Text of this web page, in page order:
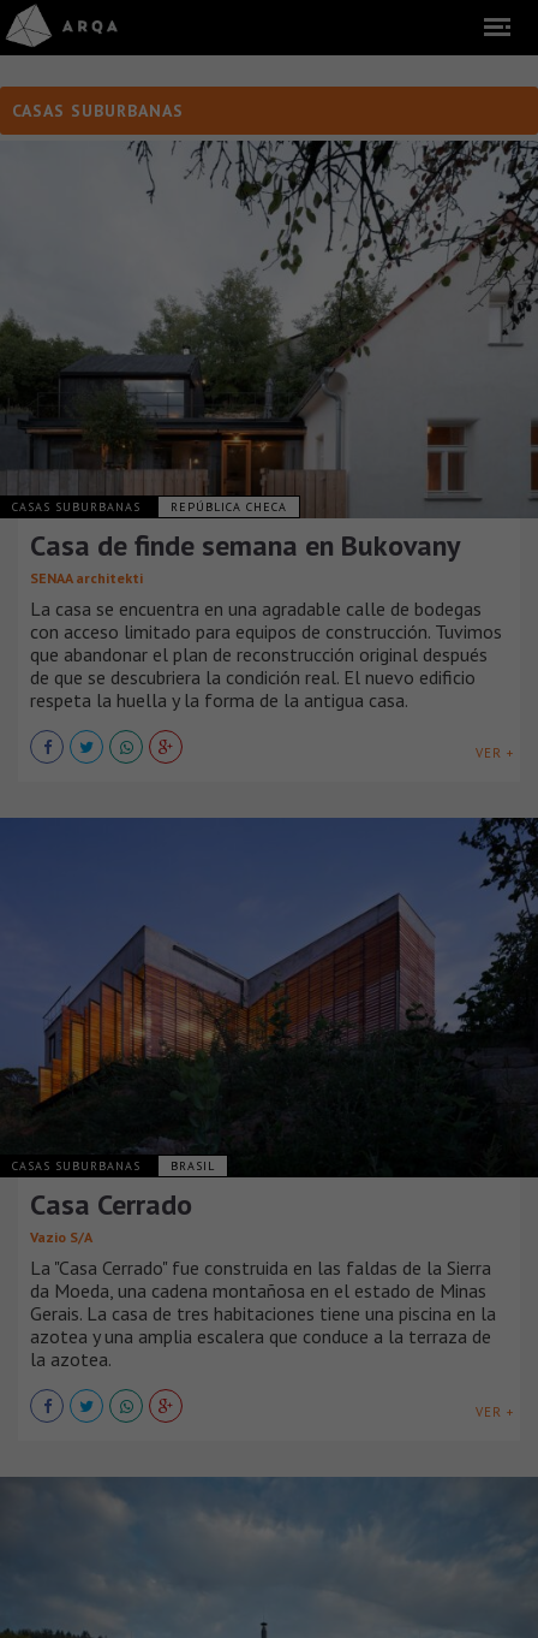
CASAS SUBURBANAS
CASAS SUBURBANAS REPÚBLICA CHECA
Casa de finde semana en Bukovany
SENAA architekti
La casa se encuentra en una agradable calle de bodegas
con acceso limitado para equipos de construcción. Tuvimos
que abandonar el plan de reconstrucción original después
de que se descubriera la condición real. El nuevo edificio
respeta la huella y la forma de la antigua casa.
VER +
CASAS SUBURBANAS BRASIL
Casa Cerrado
Vazio S/A
La "Casa Cerrado" fue construida en las faldas de la Sierra
da Moeda, una cadena montañosa en el estado de Minas
Gerais. La casa de tres habitaciones tiene una piscina en la
azotea y una amplia escalera que conduce a la terraza de
la azotea.
VER +